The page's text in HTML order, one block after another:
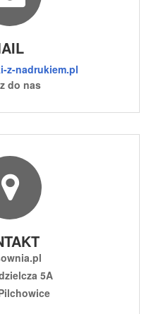
z-nadrukiem.pl
do nas
5A